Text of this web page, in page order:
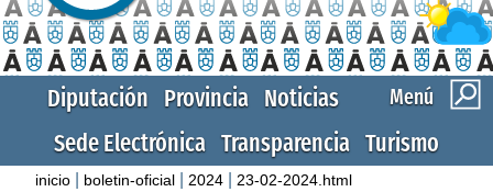
Menú
Diputación Provincia Noticias
Sede Electrónica Transparencia Turismo
inicio boletin-oficial 2024 23-02-2024.html